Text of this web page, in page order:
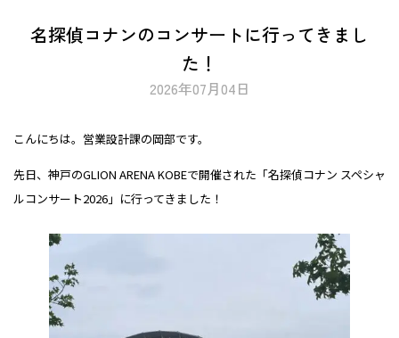
名探偵コナンのコンサートに行ってきまし
た！
2026年07月04日
こんにちは。営業設計課の岡部です。
先日、神戸のGLION ARENA KOBEで開催された「名探偵コナン スペシャ
ルコンサート2026」に行ってきました！